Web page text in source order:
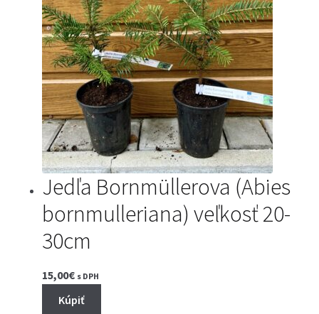
Jedľa Bornmüllerova (Abies
bornmulleriana) veľkosť 20-
30cm
15,00€ s DPH
Kúpiť